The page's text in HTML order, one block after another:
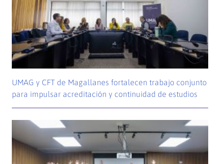
UMAG y CFT de Magallanes fortalecen trabajo conjunto
para impulsar acreditación y continuidad de estudios